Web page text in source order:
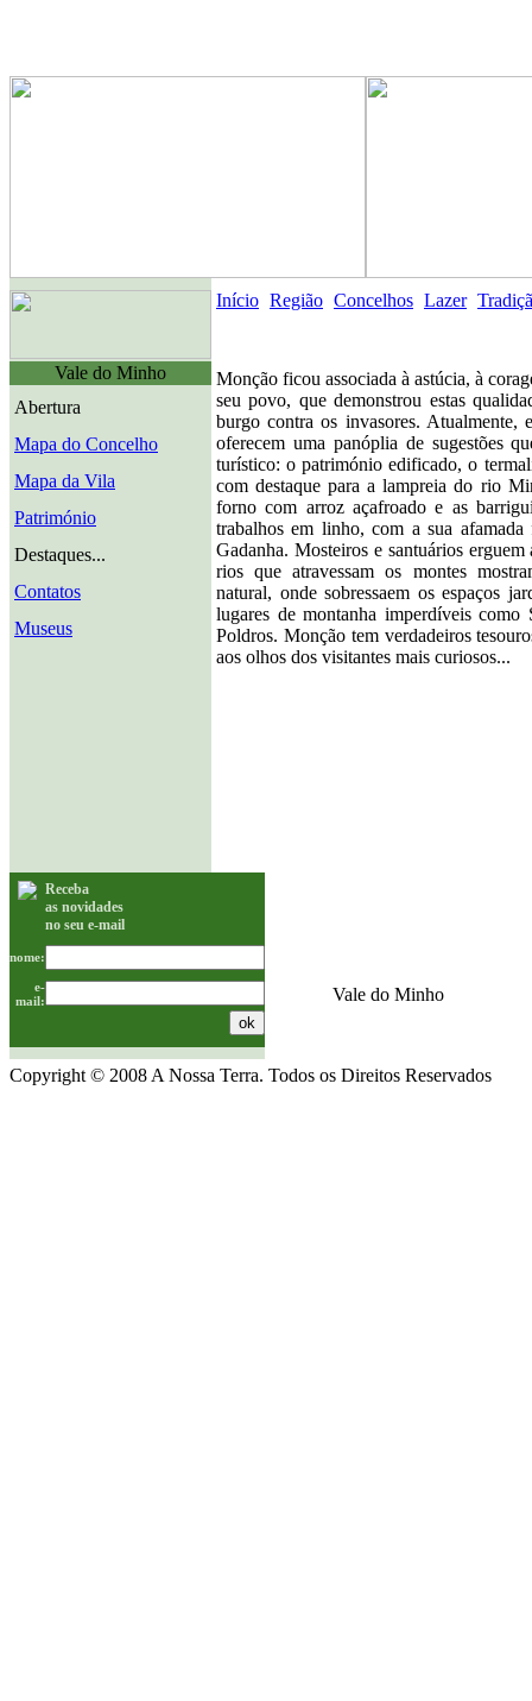
Vale do Minho
Abertura
Mapa do Concelho
Mapa da Vila
Património
Destaques...
Contatos
Museus
Início Região Concelhos Lazer
Monção ficou associada à astúcia, à
seu povo, que demonstrou estas
burgo contra os invasores. Atualmente,
oferecem uma panóplia de sugestões
turístico: o património edificado, o
com destaque para a lampreia do rio
forno com arroz açafroado e as
trabalhos em linho, com a sua
Gadanha. Mosteiros e santuários
rios que atravessam os montes
natural, onde sobressaem os espaços
lugares de montanha imperdíveis
Poldros. Monção tem verdadeiros
aos olhos dos visitantes mais curiosos...
Receba
as novidades
no seu e-mail
nome:
e-
mail:
Vale do Minho
Copyright © 2008 A Nossa Terra. Todos os Direitos Reservados